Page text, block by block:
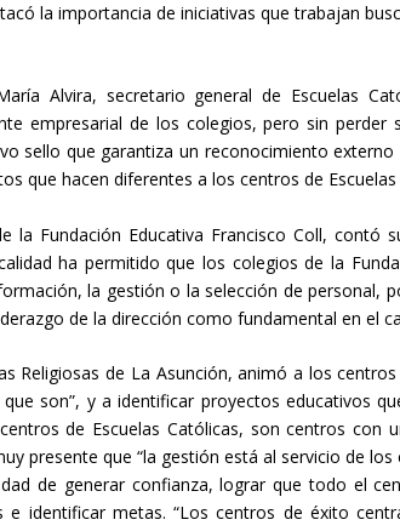
la importancia de iniciativas que trabajan
Alvira, secretario general de Escuelas
empresarial de los colegios, pero sin perder
sello que garantiza un reconocimiento
que hacen diferentes a los centros de Escuelas
la Fundación Educativa Francisco Coll, contó
ha permitido que los colegios de la
la gestión o la selección de personal,
de la dirección como fundamental en el
Religiosas de La Asunción, animó a los
son”, y a identificar proyectos educativos
de Escuelas Católicas, son centros con
presente que “la gestión está al servicio de
de generar confianza, lograr que todo el
identificar metas. “Los centros de éxito